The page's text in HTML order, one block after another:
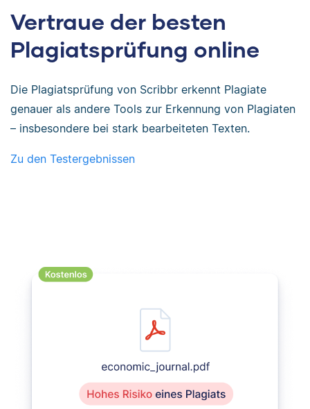
Vertraue der besten
Plagiatsprüfung online
Die Plagiatsprüfung von Scribbr erkennt Plagiate
genauer als andere Tools zur Erkennung von Plagiaten
– insbesondere bei stark bearbeiteten Texten.
Zu den Testergebnissen